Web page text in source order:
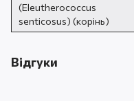
(Eleutherococcus
senticosus) (корінь)
Відгуки